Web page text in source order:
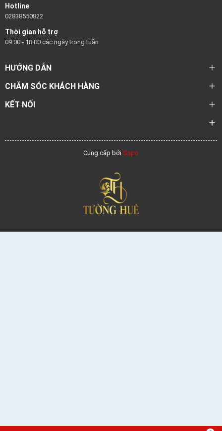
Hotline
02838550822
Thời gian hỗ trợ
09:00 - 18:00 các ngày trong tuần
HƯỚNG DẪN
CHĂM SÓC KHÁCH HÀNG
KẾT NỐI
Cung cấp bởi Sapo